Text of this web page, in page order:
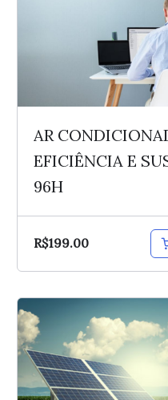
AR
EFICIÊNCIA E
96H
R$199.00